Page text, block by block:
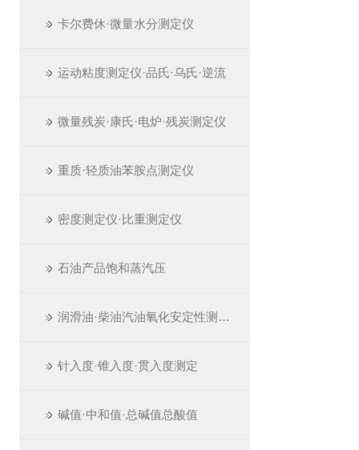
卡尔费休·微量水分测定仪
运动粘度测定仪·品氏·乌氏·逆流
微量残炭·康氏·电炉·残炭测定仪
重质·轻质油苯胺点测定仪
密度测定仪·比重测定仪
石油产品饱和蒸汽压
润滑油·柴油汽油氧化安定性测定仪
针入度·锥入度·贯入度测定
碱值·中和值·总碱值总酸值